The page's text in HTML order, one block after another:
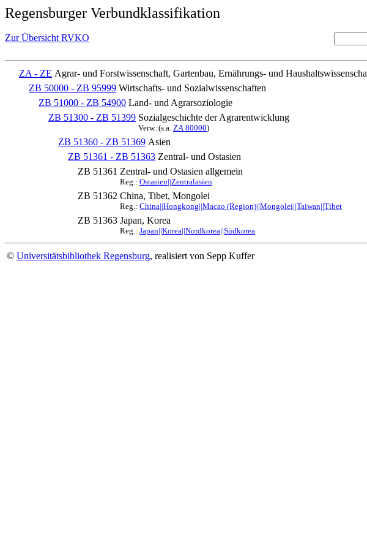
Regensburger Verbundklassifikation
Zur Übersicht RVKO
ZA - ZE Agrar- und Forstwissenschaft, Gartenbau, Ernährungs- und
ZB 50000 - ZB 95999 Wirtschafts- und Sozialwissenschaften
ZB 51000 - ZB 54900 Land- und Agrarsoziologie
ZB 51300 - ZB 51399 Sozialgeschichte der Agrarentwicklung
Verw.:(s.a. ZA 80000)
ZB 51360 - ZB 51369 Asien
ZB 51361 - ZB 51363 Zentral- und Ostasien
ZB 51361 Zentral- und Ostasien allgemein
Reg.: Ostasien||Zentralasien
ZB 51362 China, Tibet, Mongolei
Reg.: China||Hongkong||Macao (Region)||Mongolei||Taiwan||Tibet
ZB 51363 Japan, Korea
Reg.: Japan||Korea||Nordkorea||Südkorea
© Universitätsbibliothek Regensburg, realisiert von Sepp Kuffer